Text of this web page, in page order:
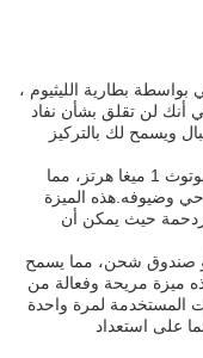
بطارية الليثيوم ،
أنك لن تقلق بشأن نفاد
ويسمح لك بالتركيز
يبلغ فاصل القنوات في نظام دليل السياحة بالبلوتوث 1 ميغا هرتز، مما
وضيوفه.هذه الميزة
حيث يمكن أن
صندوق شحن، مما يسمح
ميزة مريحة وفعالة من
المستخدمة لمرة واحدة
على استعداد